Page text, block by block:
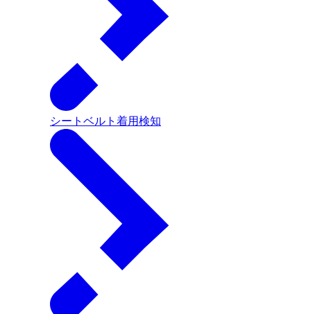
シートベルト着用検知